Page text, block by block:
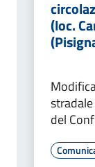
(loc.
del